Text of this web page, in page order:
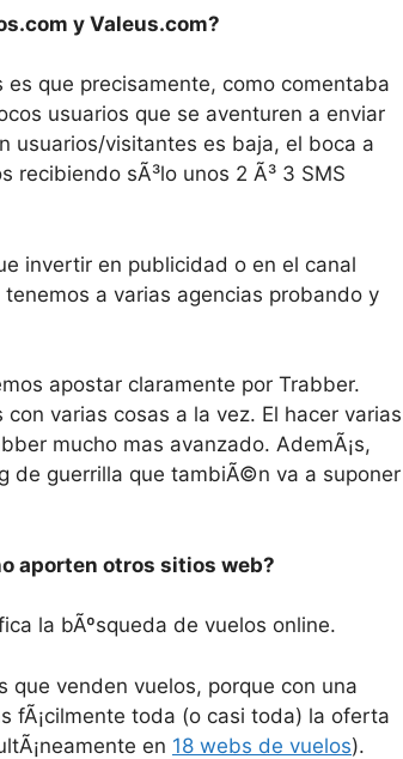
y Valeus.com?
que precisamente, como comentaba
usuarios que se aventuren a enviar
usuarios/visitantes es baja, el boca a
recibiendo sÃ³lo unos 2 Ã³ 3 SMS
invertir en publicidad o en el canal
a varias agencias probando y
apostar claramente por Trabber.
varias cosas a la vez. El hacer varias
mucho mas avanzado. AdemÃ¡s,
de guerrilla que tambiÃ©n va a suponer
aporten otros sitios web?
la bÃºsqueda de vuelos online.
que venden vuelos, porque con una
fÃ¡cilmente toda (o casi toda) la oferta
en 18 webs de vuelos).